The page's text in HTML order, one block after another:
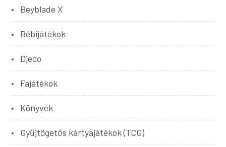
Beyblade X
Bébijátékok
Djeco
Fajátékok
Könyvek
Gyűjtögetős kártyajátékok (TCG)